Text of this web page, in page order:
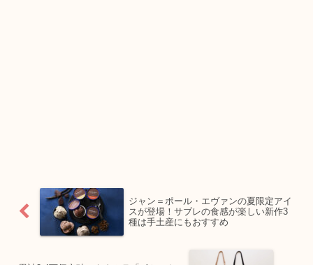
ジャン＝ポール・エヴァンの夏限定アイ
スが登場！サブレの食感が楽しい新作3
種は手土産にもおすすめ